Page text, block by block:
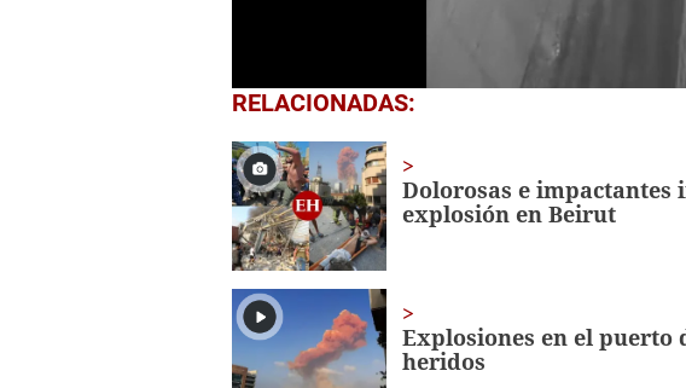
0
seconds
53
secondsVolume
0%
RELACIONADAS:
Dolorosas e impactantes
explosión en Beirut
Explosiones en el puerto
heridos